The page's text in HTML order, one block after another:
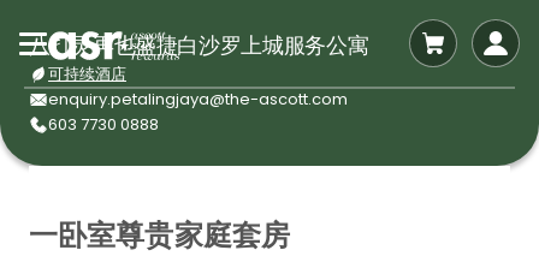
八打灵再也盛捷白沙罗上城服务公寓
可持续酒店
enquiry.petalingjaya@the-ascott.com
603 7730 0888
一卧室尊贵家庭套房